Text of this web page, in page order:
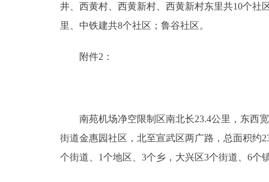
井、西黄村、西黄新村、西黄新村东里共10个
里、中铁建共8个社区；鲁谷社区。
附件2：
南苑机场净空限制区南北长23.4公里，东西宽
街道金惠园社区，北至宣武区两广路，总面积约
个街道、1个地区、3个乡，大兴区3个街道、6个